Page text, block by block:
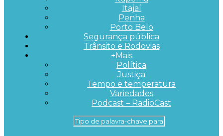
Itajaí
Penha
Porto Belo
Segurança pública
Trânsito e Rodovias
+Mais
Política
Justiça
Tempo e temperatura
Variedades
Podcast – RadioCast